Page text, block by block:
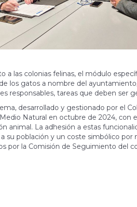
a las colonias felinas, el módulo
los gatos a nombre del
responsables, tareas que deben ser
desarrollado y gestionado por el
Natural en octubre de 2024, con
animal. La adhesión a estas
su población y un coste simbólico
por la Comisión de Seguimiento del